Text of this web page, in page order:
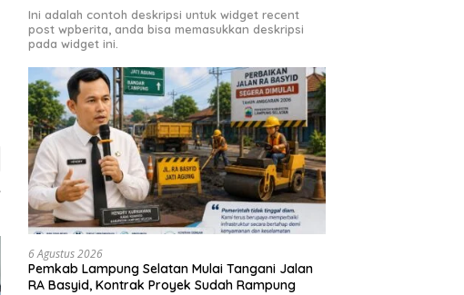
Ini adalah contoh deskripsi untuk widget recent
post wpberita, anda bisa memasukkan deskripsi
pada widget ini.
6 Agustus 2026
Pemkab Lampung Selatan Mulai Tangani Jalan
RA Basyid, Kontrak Proyek Sudah Rampung